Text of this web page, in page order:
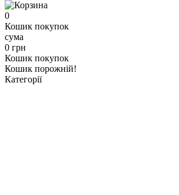
0
Кошик покупок
сума
0 грн
Кошик покупок
Кошик порожній!
Категорії